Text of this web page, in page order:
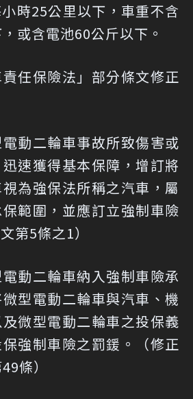
時25公里以下，車重不含
或含電池60公斤以下。
任保險法」部分條文修正
動二輪車事故所致傷害或
速獲得基本保障，增訂將
為強保法所稱之汽車，屬
範圍，並應訂立強制車險
第5條之1）
動二輪車納入強制車險承
型電動二輪車與汽車、機
微型電動二輪車之投保義
強制車險之罰鍰。（修正
條）